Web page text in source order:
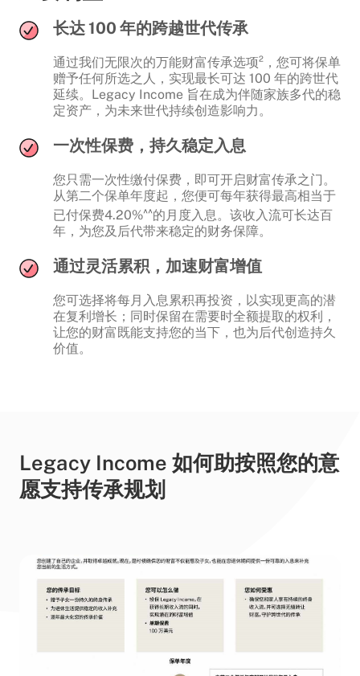
长达 100 年的跨越世代传承
通过我们无限次的万能财富传承选项²，您可将保单
赠予任何所选之人，实现最长可达 100 年的跨世代
延续。Legacy Income 旨在成为伴随家族多代的稳
定资产，为未来世代持续创造影响力。
一次性保费，持久稳定入息
您只需一次性缴付保费，即可开启财富传承之门。
从第二个保单年度起，您便可每年获得最高相当于
已付保费4.20%^^的月度入息。该收入流可长达百
年，为您及后代带来稳定的财务保障。
通过灵活累积，加速财富增值
您可选择将每月入息累积再投资，以实现更高的潜
在复利增长；同时保留在需要时全额提取的权利，
让您的财富既能支持您的当下，也为后代创造持久
价值。
Legacy Income 如何助按照您的意
愿支持传承规划